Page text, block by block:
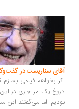
سناریست در گفت‌وگو با
بخواهم فیلمی بسازم که
یک امر جاری در این
اما می‌گفتند این